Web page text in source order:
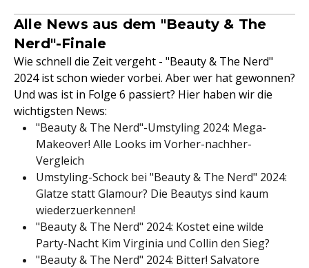
Alle News aus dem "Beauty & The
Nerd"-Finale
Wie schnell die Zeit vergeht - "Beauty & The Nerd"
2024 ist schon wieder vorbei. Aber wer hat gewonnen?
Und was ist in Folge 6 passiert? Hier haben wir die
wichtigsten News:
"Beauty & The Nerd"-Umstyling 2024: Mega-
Makeover! Alle Looks im Vorher-nachher-
Vergleich
Umstyling-Schock bei "Beauty & The Nerd" 2024:
Glatze statt Glamour? Die Beautys sind kaum
wiederzuerkennen!
"Beauty & The Nerd" 2024: Kostet eine wilde
Party-Nacht Kim Virginia und Collin den Sieg?
"Beauty & The Nerd" 2024: Bitter! Salvatore